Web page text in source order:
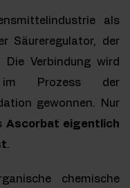
als
Säureregulator, der
Verbindung wird
im Prozess der
gewonnen. Nur
Ascorbat eigentlich
.
chemische